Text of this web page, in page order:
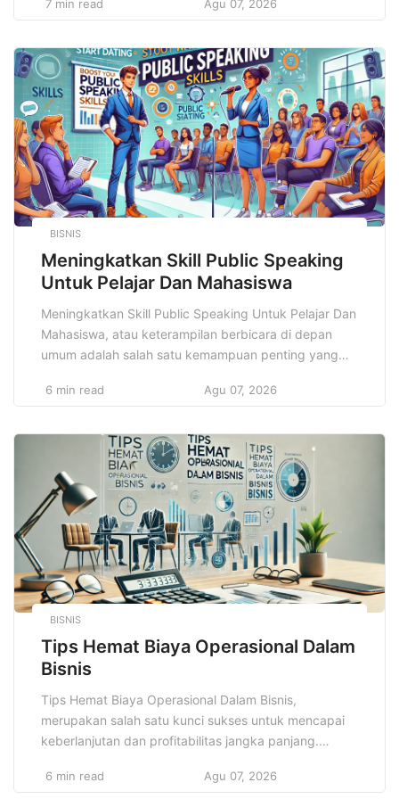
mengenai kesehatan tubuh dan mental, kita memiliki
kehidupan yang lebih sehat, lebih bugar, dan lebih
seimbang. Di era digital ini, informasi mengenai gaya
hidup […]
7 min read Agu 07, 2026
BISNIS
Meningkatkan Skill Public Speaking
Untuk Pelajar Dan Mahasiswa
Meningkatkan Skill Public Speaking Untuk Pelajar Dan
Mahasiswa, atau keterampilan berbicara di depan
umum adalah salah satu kemampuan penting yang
sangat relevan dalam dunia pendidikan, khususnya
persaingan yang semakin ketat, keterampilan ini
menjadi nilai tambah yang tak bisa diabaikan. […]
6 min read Agu 07, 2026
BISNIS
Tips Hemat Biaya Operasional Dalam
Bisnis
Tips Hemat Biaya Operasional Dalam Bisnis,
merupakan salah satu kunci sukses untuk mencapai
keberlanjutan dan profitabilitas jangka panjang.
besar, pasti memiliki biaya operasional yang harus
6 min read Agu 07, 2026